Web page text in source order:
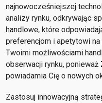
najnowocześniejszej
analizy rynku, odkrywając
handlowe, które
preferencjom i apetytowi
Twoimi możliwościami
obserwacji rynku, ponieważ
powiadamia Cię o nowych
Zastosuj innowacyjną